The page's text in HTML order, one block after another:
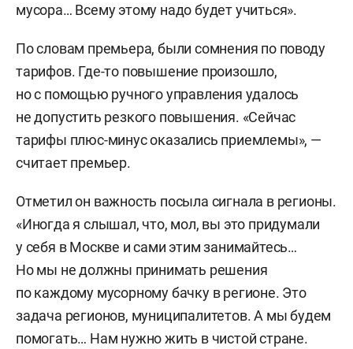
мусора… Всему этому надо будет учиться».
По словам премьера, были сомнения по поводу
тарифов. Где-то повышение произошло,
но с помощью ручного управления удалось
не допустить резкого повышения. «Сейчас
тарифы плюс-минус оказались приемлемы», —
считает премьер.
Отметил он важность посыла сигнала в регионы.
«Иногда я слышал, что, мол, вы это придумали
у себя в Москве и сами этим занимайтесь…
Но мы не должны принимать решения
по каждому мусорному бачку в регионе. Это
задача регионов, муниципалитетов. А мы будем
помогать… Нам нужно жить в чистой стране.